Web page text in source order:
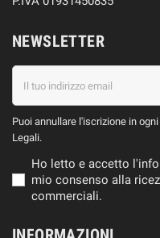
NEWSLETTER
Puoi annullare l'iscrizione in
Legali.
Ho letto e accetto
mio consenso alla
commerciali.